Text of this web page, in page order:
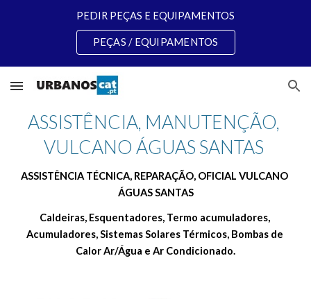
PEDIR PEÇAS E EQUIPAMENTOS
PEÇAS / EQUIPAMENTOS
ASSISTÊNCIA, MANUTENÇÃO,
VULCANO ÁGUAS SANTAS
ASSISTÊNCIA TÉCNICA, REPARAÇÃO, OFICIAL VULCANO
ÁGUAS SANTAS
Caldeiras, Esquentadores, Termo acumuladores,
Acumuladores, Sistemas Solares Térmicos, Bombas de
Calor Ar/Água e Ar Condicionado.